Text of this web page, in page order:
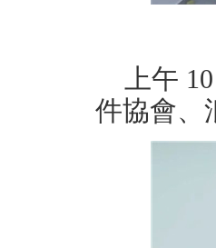
上午
件協會、